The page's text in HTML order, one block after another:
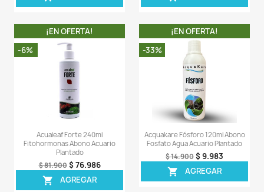
Comentarios (0)
Sea el primero en escribir una reseña
OTROS PRODUCTOS DE LA
CATEGORIA